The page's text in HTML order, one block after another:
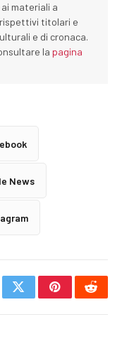
materiali a
titolari e
e di cronaca.
la pagina
News
TwitterPinterest